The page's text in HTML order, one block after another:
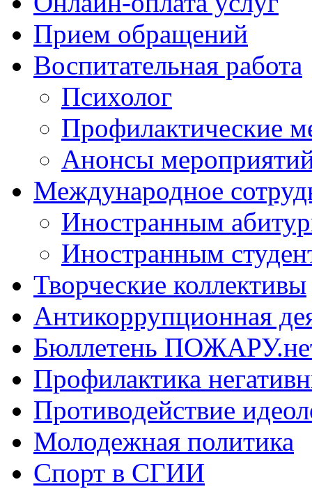
Прием обращений
Воспитательная работа
Психолог
Профилактические
Анонсы
Международное
Иностранным
Иностранным
Творческие коллективы
Антикоррупционная
Бюллетень
Профилактика
Противодействие
Молодежная политика
Спорт в СГИИ